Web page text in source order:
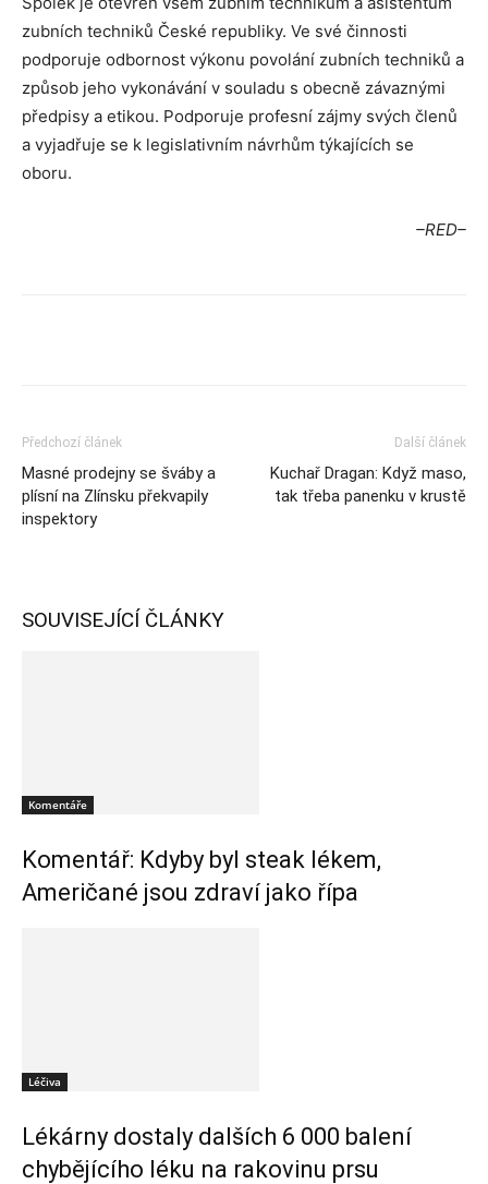
zubních techniků České republiky. Ve své činnosti
podporuje odbornost výkonu povolání zubních techniků a
způsob jeho vykonávání v souladu s obecně závaznými
předpisy a etikou. Podporuje profesní zájmy svých členů
a vyjadřuje se k legislativním návrhům týkajících se
oboru.
–RED–
Předchozí článek
Masné prodejny se šváby a
plísní na Zlínsku překvapily
inspektory
Další článek
Kuchař Dragan: Když maso,
tak třeba panenku v krustě
SOUVISEJÍCÍ ČLÁNKY
Komentáře
Komentář: Kdyby byl steak lékem,
Američané jsou zdraví jako řípa
Léčiva
Lékárny dostaly dalších 6 000 balení
chybějícího léku na rakovinu prsu